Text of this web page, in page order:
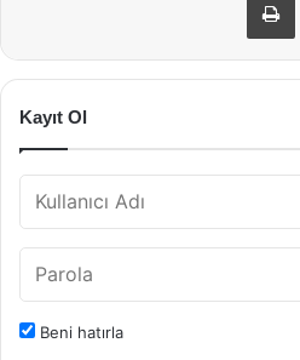
Kayıt Ol
Beni hatırla